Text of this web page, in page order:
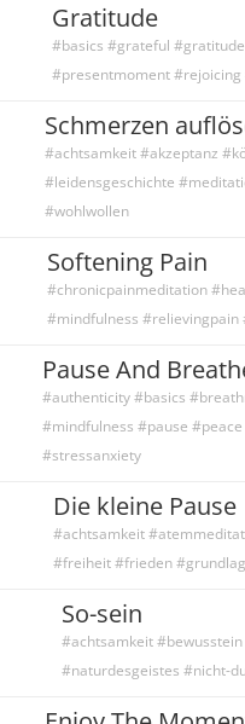
Gratitude
#basics #grateful
#presentmoment
Schmerzen
#achtsamkeit #akzeptanz
#leidensgeschichte
#wohlwollen
Softening Pain
#chronicpainmeditation
#mindfulness #relievingpain
Pause And
#authenticity #basics
#mindfulness #pause
#stressanxiety
Die kleine Pause
#achtsamkeit
#freiheit #frieden
So-sein
#achtsamkeit
#naturdesgeistes #nicht-